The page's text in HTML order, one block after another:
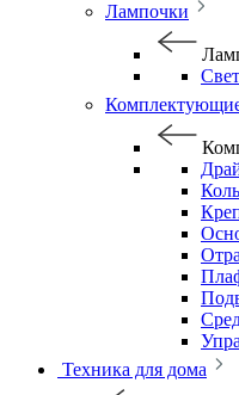
Лампочки
Техника для дома